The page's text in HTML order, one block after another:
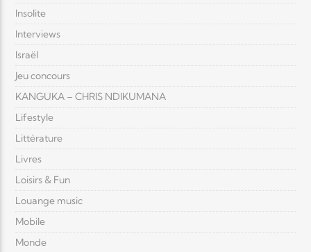
Insolite
Interviews
Israël
Jeu concours
KANGUKA – CHRIS NDIKUMANA
Lifestyle
Littérature
Livres
Loisirs & Fun
Louange music
Mobile
Monde